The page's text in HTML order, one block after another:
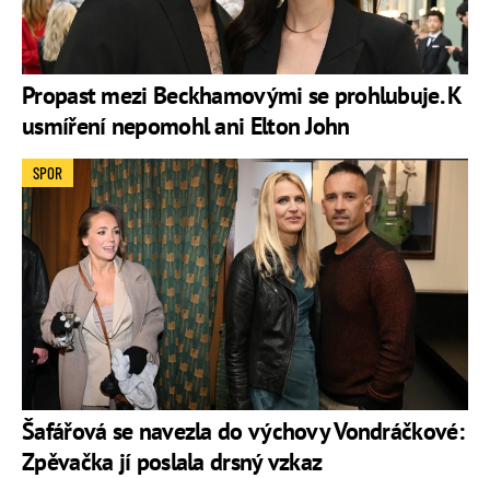
Propast mezi Beckhamovými se prohlubuje. K
usmíření nepomohl ani Elton John
Šafářová se navezla do výchovy Vondráčkové:
Zpěvačka jí poslala drsný vzkaz
SPOR